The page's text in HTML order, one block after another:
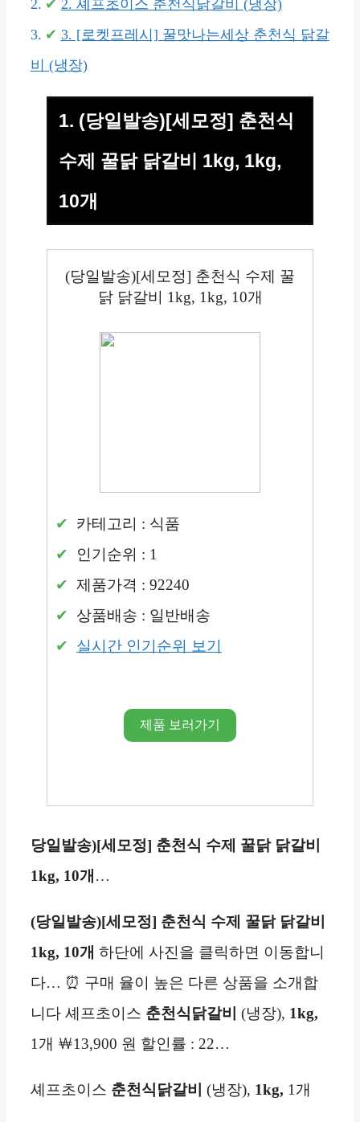
2. 셰프초이스 춘천식닭갈비 (냉장)
3. [로켓프레시] 꿀맛나는세상 춘천식 닭갈
비 (냉장)
1. (당일발송)[세모정] 춘천식
수제 꿀닭 닭갈비 1kg, 1kg,
10개
(당일발송)[세모정] 춘천식 수제 꿀
닭 닭갈비 1kg, 1kg, 10개
카테고리 : 식품
인기순위 : 1
제품가격 : 92240
상품배송 : 일반배송
실시간 인기순위 보기
제품 보러가기
당일발송)[세모정] 춘천식 수제 꿀닭 닭갈비
1kg, 10개 …
(당일발송)[세모정] 춘천식 수제 꿀닭 닭갈비
1kg, 10개 하단에 사진을 클릭하면 이동합니
다… ⏰ 구매 율이 높은 다른 상품을 소개합
니다 셰프초이스 춘천식닭갈비 (냉장), 1kg,
1개 ￦13,900 원 할인률 : 22…
셰프초이스 춘천식닭갈비 (냉장), 1kg, 1개